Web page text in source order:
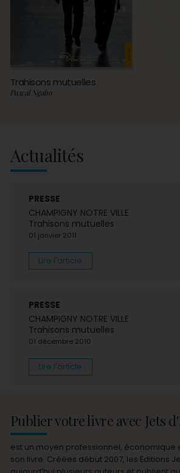
Trahisons mutuelles
Pascal Ngabo
Actualités
PRESSE
CHAMPIGNY NOTRE VILLE
Trahisons mutuelles
01 janvier 2011
Lire l'article
PRESSE
CHAMPIGNY NOTRE VILLE
Trahisons mutuelles
01 décembre 2010
Lire l'article
Publier votre livre avec Jets
est un moyen professionnel, économique
son livre. Créées début 2007, les Éditions